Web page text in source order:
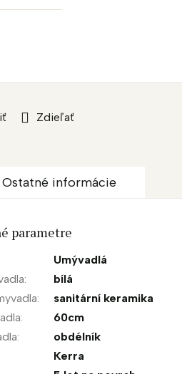
Zdieľať
Ostatné informácie
parametre
Umývadlá
:
bílá
:
sanitární keramika
:
60cm
:
obdélník
Kerra